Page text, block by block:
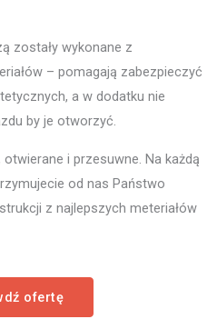
zostały wykonane z
– pomagają zabezpieczyć
a w dodatku nie
by je otworzyć.
i przesuwne. Na każdą
od nas Państwo
z najlepszych meteriałów
ofertę